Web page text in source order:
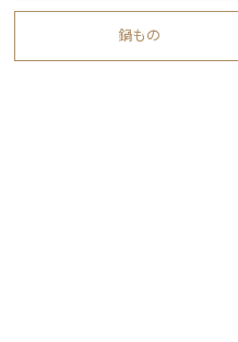
鍋もの